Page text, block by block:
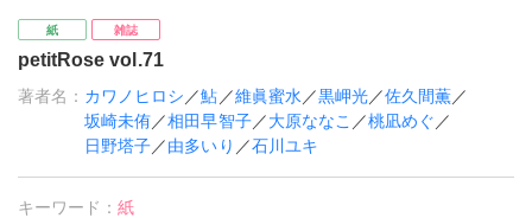
紙 雑誌
petitRose vol.71
著者名： カワノヒロシ ／鮎 ／維眞蜜水 ／黒岬光／佐久間薫／
坂崎未侑／相田早智子／大原ななこ ／桃凪めぐ ／
日野塔子／由多いり ／石川ユキ
キーワード：紙